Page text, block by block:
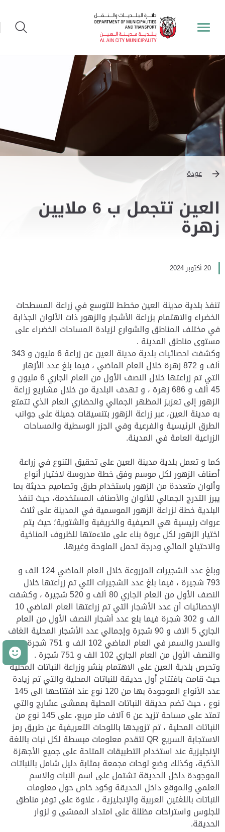
عودة
العين تتجمل ب 6 ملايين
زهرة
20 أكتوبر 2024
تنفذ بلدية مدينة العين مخطط للتوسع في زراعة المسطحات
الخضراء والاهتمام بزراعة الأشجار والزهور ذات الألوان الجذابة
في مختلف المناطق والشوارع لزيادة المساحات الخضراء على
مستوى مناطق المدينة .
وكشفت احصائيات بلدية مدينة العين عن زراعة 6 مليون و 343
ألف و 872 زهرة خلال العام الماضي ، فيما بلغ عدد الأزهار
التي تم زراعتها خلال النصف الأول من العام الجاري 6 مليون و
45 ألف و 686 زهرة ، و تهدف البلدية من خلال مشاريع زراعة
الزهور إلى تعزيز المظهر الجمالي والحضاري العام الذي تتمتع
به مدينة العين، عبر زراعة الزهور بتنسيقات جميلة على جوانب
الطرق الرئيسية والفرعية وفي الجزر الوسطية والمساحات
الزراعية العامة في المدينة.
كما و تعمل بلدية مدينة العين على تحقيق التنوع في زراعة
أصناف الزهور لكل موسم وفق خطة مدروسة لاختيار أنواع
وألوان متعددة من الزهور باستخدام طرق وتصاميم حديثة بما
يبرز التدرج الجمالي للألوان والأصناف المستخدمة، حيث تنفذ
البلدية خطة لزراعة الزهور الموسمية في المدينة على ثلاث
عروات رئيسية هي الصيفية والخريفية والشتوية؛ حيث يتم
اختيار الزهور لكل عروة بناء على ملاءمتها للظروف المناخية
والاحتياج المائي ودرجة تحمل الملوحة وغيرها.
وبلغ عدد الشجيرات المزروعة خلال العام الماضي 124 الف و
793 شجيرة ، فيما بلغ عدد الشجيرات التي تم زراعتها خلال
النصف الأول من العام الجاري 80 ألف و 520 شجيرة ، وكشفت
الإحصائيات أن عدد الأشجار التي تم زراعتها العام الماضي 10
الف و 302 شجرة فيما بلع عدد أشجار النصف الأول من العام
الجاري 5 الاف و 90 شجرة وإجمالي عدد الأشجار المحلية الغاف
والسدر والسمر في العام الماضي 102 الف و 751 شجرة
والنصف الأول من العام الجاري 102 الف و 751 شجرة .
وتحرص بلدية العين على الاهتمام بنشر وزراعة النباتات المحلية
حيث قامت بافتتاح أول حديقة للنباتات المحلية والتي تم زيادة
عدد الأنواع الموجودة بها من 120 نوع عند افتتاحها الى 145
نوع ، حيث تضم حديقة النباتات المحلية بممشى عشارج والتي
تمتد على مساحة تزيد عن 6 آلاف متر مربع، على 145 نوع من
النباتات المحلية ، تم تزويدها باللوحات التعريفية عن طريق رمز
الاستجابة السريع QR لتقدم معلومات مبسطة لكل نبات باللغة
الإنجليزية عند استخدام التطبيقات المتاحة على جميع الأجهزة
الذكية، وكذلك وضع لوحات مجمعة بمثابة دليل شامل بالنباتات
الموجودة داخل الحديقة تشتمل على اسم النبات والاسم
العلمي والموقع داخل الحديقة وكود خاص حول معلومات
النباتات باللغتين العربية والإنجليزية ، علاوة على توفر مناطق
للجلوس واستراحات مظللة على امتداد الممشى و لزوار
الحديقة.